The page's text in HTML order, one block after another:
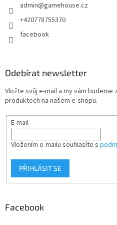
admin@gamehouse.cz
+420778755370
facebook
Odebírat newsletter
Vložte svůj e-mail a my vám
produktech na našem e-shopu.
E-mail
Vložením e-mailu souhlasíte s
PŘIHLÁSIT SE
Facebook